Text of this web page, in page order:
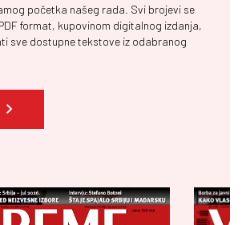
početka našeg rada. Svi brojevi se
format, kupovinom digitalnog izdanja,
sve dostupne tekstove iz odabranog